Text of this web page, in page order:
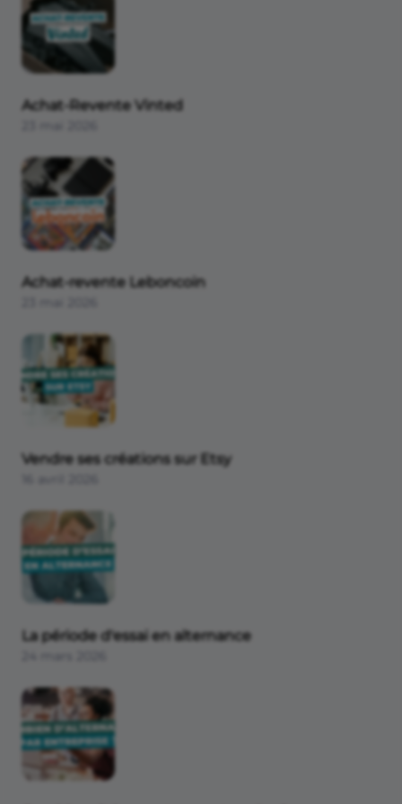
Banque
Comptabilité et fiscalité
Achat-Revente Vinted
Achat-revente Leboncoin
Vendre ses créations sur Etsy
La période d'essai en alternance